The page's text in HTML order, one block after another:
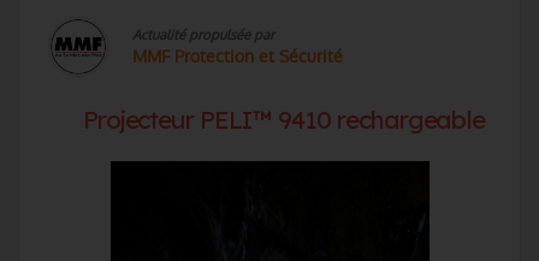
Actualité propulsée par
MMF Protection et Sécurité
Projecteur PELI™ 9410 rechargeable